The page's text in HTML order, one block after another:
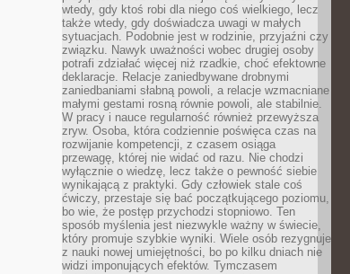
wtedy, gdy ktoś robi dla niego coś wielkiego, lecz
także wtedy, gdy doświadcza uwagi w małych
sytuacjach. Podobnie jest w rodzinie, przyjaźni czy
związku. Nawyk uważności wobec drugiej osoby
potrafi zdziałać więcej niż rzadkie, choć efektowne
deklaracje. Relacje zaniedbywane drobnymi
zaniedbaniami słabną powoli, a relacje wzmacniane
małymi gestami rosną równie powoli, ale stabilnie.
W pracy i nauce regularność również przewyższa
zryw. Osoba, która codziennie poświęca czas na
rozwijanie kompetencji, z czasem osiąga
przewagę, której nie widać od razu. Nie chodzi
wyłącznie o wiedzę, lecz także o pewność siebie
wynikającą z praktyki. Gdy człowiek stale coś
ćwiczy, przestaje się bać początkującego poziomu,
bo wie, że postęp przychodzi stopniowo. Ten
sposób myślenia jest niezwykle ważny w świecie,
który promuje szybkie wyniki. Wiele osób rezygnuje
z nauki nowej umiejętności, bo po kilku dniach nie
widzi imponujących efektów. Tymczasem